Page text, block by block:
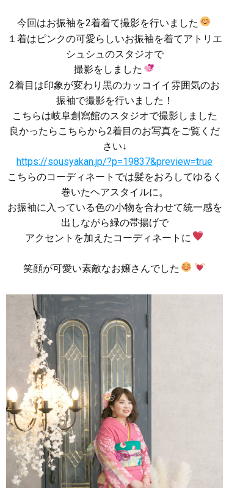
今回はお振袖を2着着て撮影を行いました
１着はピンクの可愛らしいお振袖を着てアトリエ
シュシュのスタジオで
撮影をしました
2着目は印象が変わり黒のカッコイイ雰囲気のお
振袖で撮影を行いました！
こちらは岐阜創寫館のスタジオで撮影しました
良かったらこちらから2着目のお写真をご覧くだ
さい↓
https://sousyakan.jp/?p=19837&preview=true
こちらのコーディネートでは髪をおろしてゆるく
巻いたヘアスタイルに。
お振袖に入っている色の小物を合わせて統一感を
出しながら緑の帯揚げで
アクセントを加えたコーディネートに
笑顔が可愛い素敵なお嬢さんでした